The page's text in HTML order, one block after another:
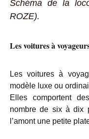
Schéma de la
ROZE).
Les voitures à
Les voitures à
modèle luxe ou
Elles comportent
nombre de six à dix
l’amont une petite